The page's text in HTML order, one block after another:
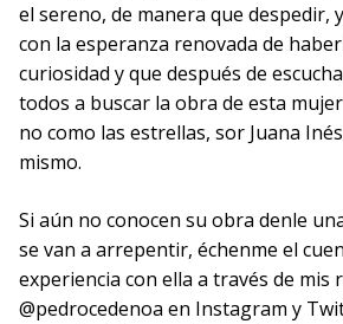
el sereno, de manera que despedir,
con la esperanza renovada de
curiosidad y que después de
todos a buscar la obra de esta
no como las estrellas, sor Juana
mismo.
Si aún no conocen su obra denle
se van a arrepentir, échenme el
experiencia con ella a través de mis
@pedrocedenoa en Instagram y